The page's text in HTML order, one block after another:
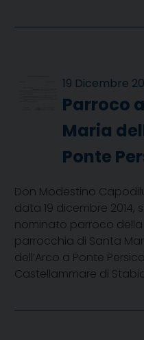
19 Dicembre
Parroco
Maria
Ponte
Don Modestino
data 19 dicembre 2014,
nominato parroco della
parrocchia di Santa
dell’Arco a Ponte
Castellammare di